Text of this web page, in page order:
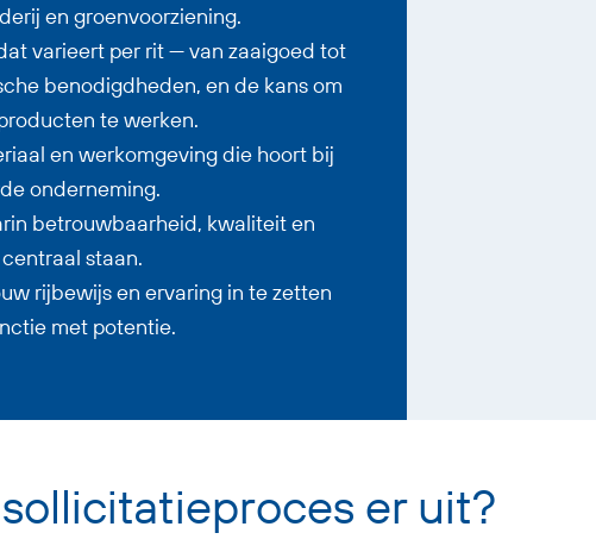
en groenvoorziening.
varieert per rit — van zaaigoed tot
benodigdheden, en de kans om
te werken.
en werkomgeving die hoort bij
onderneming.
betrouwbaarheid, kwaliteit en
staan.
rijbewijs en ervaring in te zetten
met potentie.
er uit?